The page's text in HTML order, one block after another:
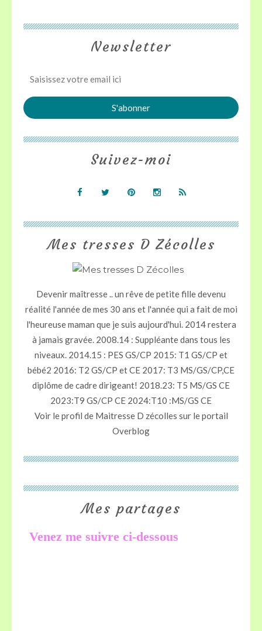
Newsletter
Mes tresses D Zécolles
Devenir maîtresse .. un rêve de petite fille devenu
réalité l'année de mes 30 ans et l'année qui a fait de moi
l'heureuse maman que je suis aujourd'hui. 2014 restera
à jamais gravée. 2008.14 : Suppléante dans tous les
niveaux. 2014.15 : PES GS/CP 2015: T1 GS/CP et
bébé2 2016: T2 GS/CP et CE 2017: T3 MS/GS/CP,CE
diplôme de cadre dirigeant! 2018.23: T5 MS/GS CE
2023:T9 GS/CP CE 2024:T10 :MS/GS CE
Voir le profil de Maitresse D zécolles sur le portail
Overblog
Suivez-moi
Mes partages
Venez me suivre ci-dessous